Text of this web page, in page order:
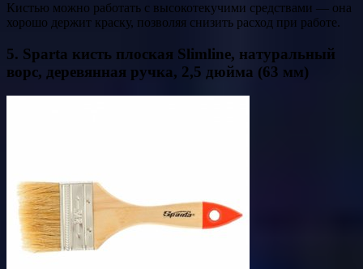
Кистью можно работать с высокотекучими средствами — она
хорошо держит краску, позволяя снизить расход при работе.
5. Sparta кисть плоская Slimline, натуральный
ворс, деревянная ручка, 2,5 дюйма (63 мм)